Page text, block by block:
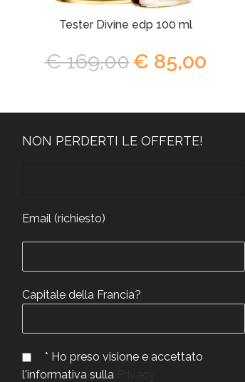
Tester Divine edp 100 ml
€169,00€ 85,00
NON PERDERTI LE OFFERTE!
Email (richiesto)
Capitale della Francia?
* Ho preso visione e accettato
l'informativa sulla